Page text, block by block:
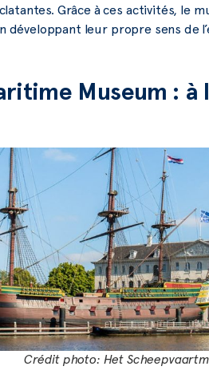
Grâce à ces activités, le
développant leur propre sens de
Museum : à
Crédit photo: Het